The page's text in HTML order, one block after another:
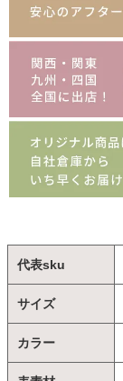
代表sku
サイズ
カラー